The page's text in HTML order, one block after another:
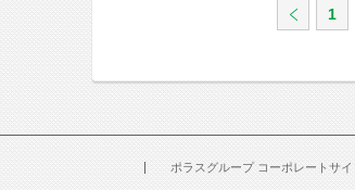
1
ポラスグループ コーポレートサイ